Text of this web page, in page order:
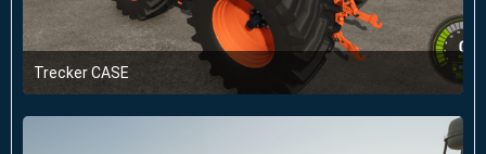
Trecker CASE
11. Januar 2025 um 14:41